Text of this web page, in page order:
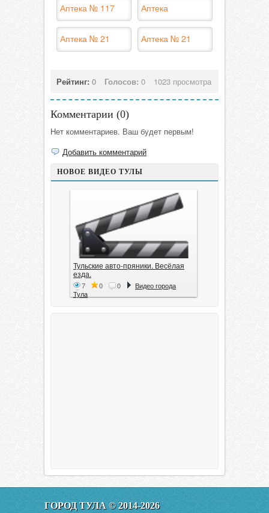
Аптека № 117 Аптека
Аптека № 21 Аптека № 21
Рейтинг: 0 Голосов: 0 1023 просмотра
Комментарии (0)
Нет комментариев. Ваш будет первым!
Добавить комментарий
НОВОЕ ВИДЕО ТУЛЫ
Тульские авто-пряники. Весёлая
езда.
7 0 0
Видео города
Тула
00:20:11
Эфир от 11.01.2016 (19.35) Тула
ГОРОД ТУЛА © 2014-2026